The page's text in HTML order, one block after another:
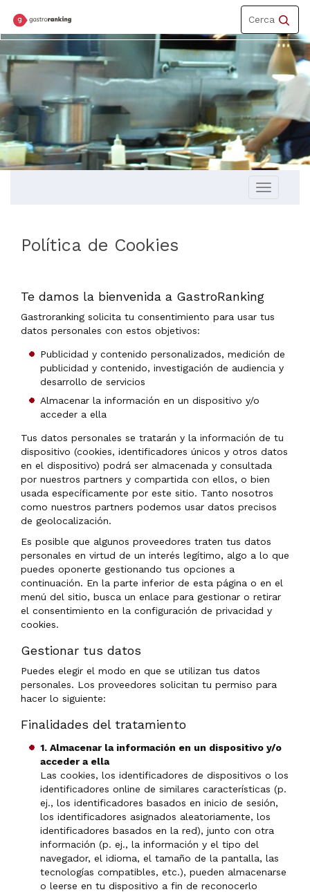
Toggle
navigation
Cerca
Toggle
navigation
Política de Cookies
Te damos la bienvenida a GastroRanking
Gastroranking solicita tu consentimiento para usar tus
datos personales con estos objetivos:
Publicidad y contenido personalizados, medición de
publicidad y contenido, investigación de audiencia y
desarrollo de servicios
Almacenar la información en un dispositivo y/o
acceder a ella
Tus datos personales se tratarán y la información de tu
dispositivo (cookies, identificadores únicos y otros datos
en el dispositivo) podrá ser almacenada y consultada
por nuestros partners y compartida con ellos, o bien
usada específicamente por este sitio. Tanto nosotros
como nuestros partners podemos usar datos precisos
de geolocalización.
Es posible que algunos proveedores traten tus datos
personales en virtud de un interés legítimo, algo a lo que
puedes oponerte gestionando tus opciones a
continuación. En la parte inferior de esta página o en el
menú del sitio, busca un enlace para gestionar o retirar
el consentimiento en la configuración de privacidad y
cookies.
Gestionar tus datos
Puedes elegir el modo en que se utilizan tus datos
personales. Los proveedores solicitan tu permiso para
hacer lo siguiente:
Finalidades del tratamiento
1. Almacenar la información en un dispositivo y/o
acceder a ella
Las cookies, los identificadores de dispositivos o los
identificadores online de similares características (p.
ej., los identificadores basados en inicio de sesión,
los identificadores asignados aleatoriamente, los
identificadores basados en la red), junto con otra
información (p. ej., la información y el tipo del
navegador, el idioma, el tamaño de la pantalla, las
tecnologías compatibles, etc.), pueden almacenarse
o leerse en tu dispositivo a fin de reconocerlo